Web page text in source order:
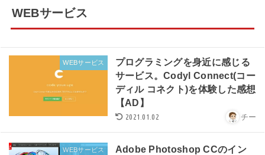
WEBサービス
WEBサービス
プログラミングを身近に感じる
サービス。Codyl Connect(コー
ディル コネクト)を体験した感想
【AD】
2021.01.02 チー
WEBサービス
Adobe Photoshop CCのイン